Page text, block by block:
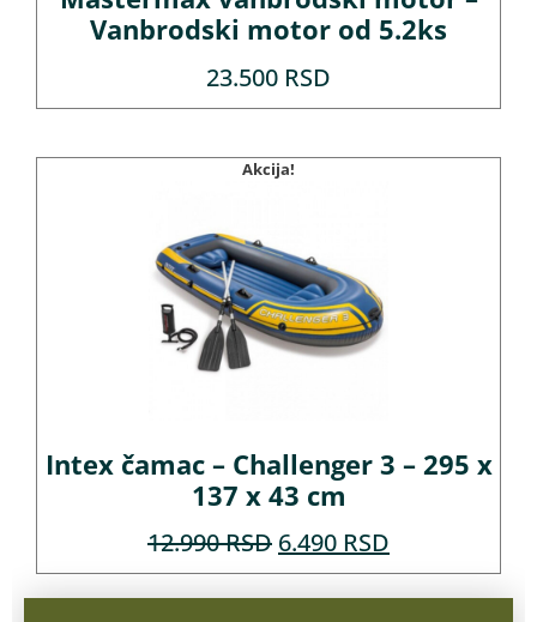
Vanbrodski motor od 5.2ks
23.500 RSD
Akcija!
Intex čamac – Challenger 3 – 295 x
137 x 43 cm
12.990RSD 6.490 RSD